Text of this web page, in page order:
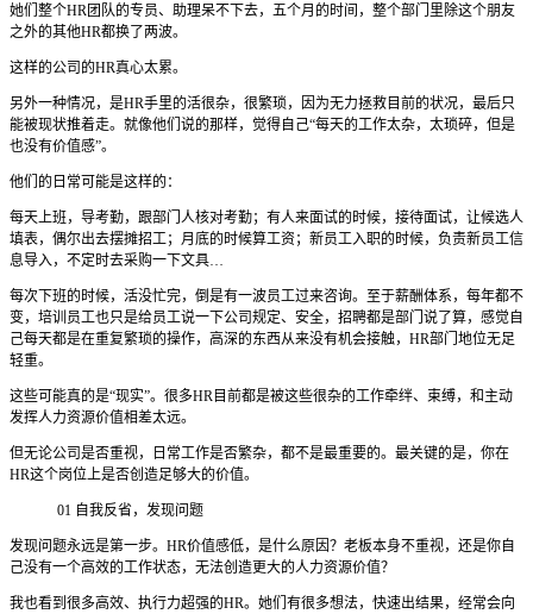
她们整个HR团队的专员、助理呆不下去，五个月的时间，整个部门里除这个朋友
之外的其他HR都换了两波。
这样的公司的HR真心太累。
另外一种情况，是HR手里的活很杂，很繁琐，因为无力拯救目前的状况，最后只
能被现状推着走。就像他们说的那样，觉得自己“每天的工作太杂，太琐碎，但是
也没有价值感”。
他们的日常可能是这样的：
每天上班，导考勤，跟部门人核对考勤；有人来面试的时候，接待面试，让候选人
填表，偶尔出去摆摊招工；月底的时候算工资；新员工入职的时候，负责新员工信
息导入，不定时去采购一下文具…
每次下班的时候，活没忙完，倒是有一波员工过来咨询。至于薪酬体系，每年都不
变，培训员工也只是给员工说一下公司规定、安全，招聘都是部门说了算，感觉自
己每天都是在重复繁琐的操作，高深的东西从来没有机会接触，HR部门地位无足
轻重。
这些可能真的是“现实”。很多HR目前都是被这些很杂的工作牵绊、束缚，和主动
发挥人力资源价值相差太远。
但无论公司是否重视，日常工作是否繁杂，都不是最重要的。最关键的是，你在
HR这个岗位上是否创造足够大的价值。
01 自我反省，发现问题
发现问题永远是第一步。HR价值感低，是什么原因？老板本身不重视，还是你自
己没有一个高效的工作状态，无法创造更大的人力资源价值？
我也看到很多高效、执行力超强的HR。她们有很多想法，快速出结果，经常会向